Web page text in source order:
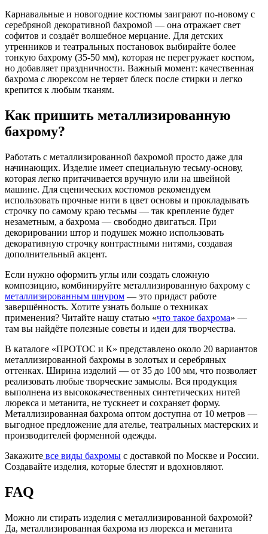
Карнавальные и новогодние костюмы заиграют по-новому с
серебряной декоративной бахромой — она отражает свет
софитов и создаёт волшебное мерцание. Для детских
утренников и театральных постановок выбирайте более
тонкую бахрому (35-50 мм), которая не перегружает костюм,
но добавляет праздничности. Важный момент: качественная
бахрома с люрексом не теряет блеск после стирки и легко
крепится к любым тканям.
Как пришить металлизированную
бахрому?
Работать с металлизированной бахромой просто даже для
начинающих. Изделие имеет специальную тесьму-основу,
которая легко притачивается вручную или на швейной
машине. Для сценических костюмов рекомендуем
использовать прочные нити в цвет основы и прокладывать
строчку по самому краю тесьмы — так крепление будет
незаметным, а бахрома — свободно двигаться. При
декорировании штор и подушек можно использовать
декоративную строчку контрастными нитями, создавая
дополнительный акцент.
Если нужно оформить углы или создать сложную
композицию, комбинируйте металлизированную бахрому с
металлизированным шнуром — это придаст работе
завершённость. Хотите узнать больше о техниках
применения? Читайте нашу статью «что такое бахрома» —
там вы найдёте полезные советы и идеи для творчества.
В каталоге «ПРОТОС и К» представлено около 20 вариантов
металлизированной бахромы в золотых и серебряных
оттенках. Ширина изделий — от 35 до 100 мм, что позволяет
реализовать любые творческие замыслы. Вся продукция
выполнена из высококачественных синтетических нитей
люрекса и метанита, не тускнеет и сохраняет форму.
Металлизированная бахрома оптом доступна от 10 метров —
выгодное предложение для ателье, театральных мастерских и
производителей форменной одежды.
Закажите все виды бахромы с доставкой по Москве и России.
Создавайте изделия, которые блестят и вдохновляют.
FAQ
Можно ли стирать изделия с металлизированной бахромой?
Да, металлизированная бахрома из люрекса и метанита